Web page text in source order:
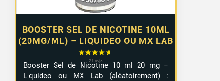
BOOSTER SEL DE NICOTINE 10ML
(20MG/ML) – LIQUIDEO OU MX LAB
Booster Sel de Nicotine 10 ml 20 mg –
Liquideo ou MX Lab (aléatoirement) :